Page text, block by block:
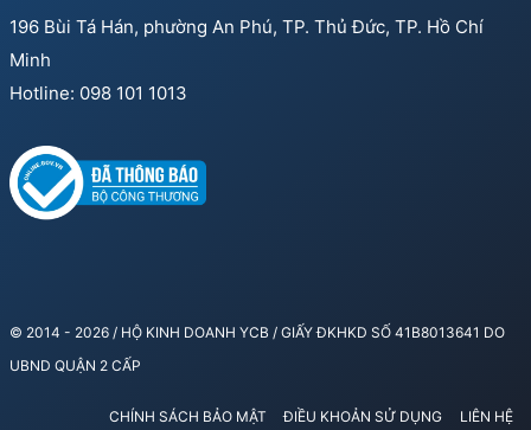
196 Bùi Tá Hán, phường An Phú, TP. Thủ Đức, TP. Hồ Chí
Minh
Hotline: 098 101 1013
© 2014 - 2026 / HỘ KINH DOANH YCB / GIẤY ĐKHKD SỐ 41B8013641 DO
UBND QUẬN 2 CẤP
CHÍNH SÁCH BẢO MẬT ĐIỀU KHOẢN SỬ DỤNG LIÊN HỆ